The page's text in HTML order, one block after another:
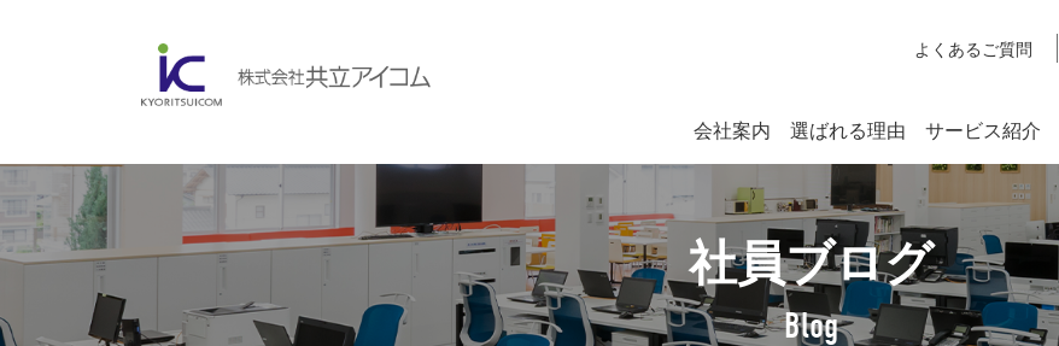
よくあるご質問
会社案内
会社案内
選ばれる理由 サービス紹介
Web制作・ホームページ制作
WEB
ホームページ制作・運営
ランディングページ制作
システム開発
SYSTEM DEVELOPMENT
Webシステム開発
社員ブログ
Blog